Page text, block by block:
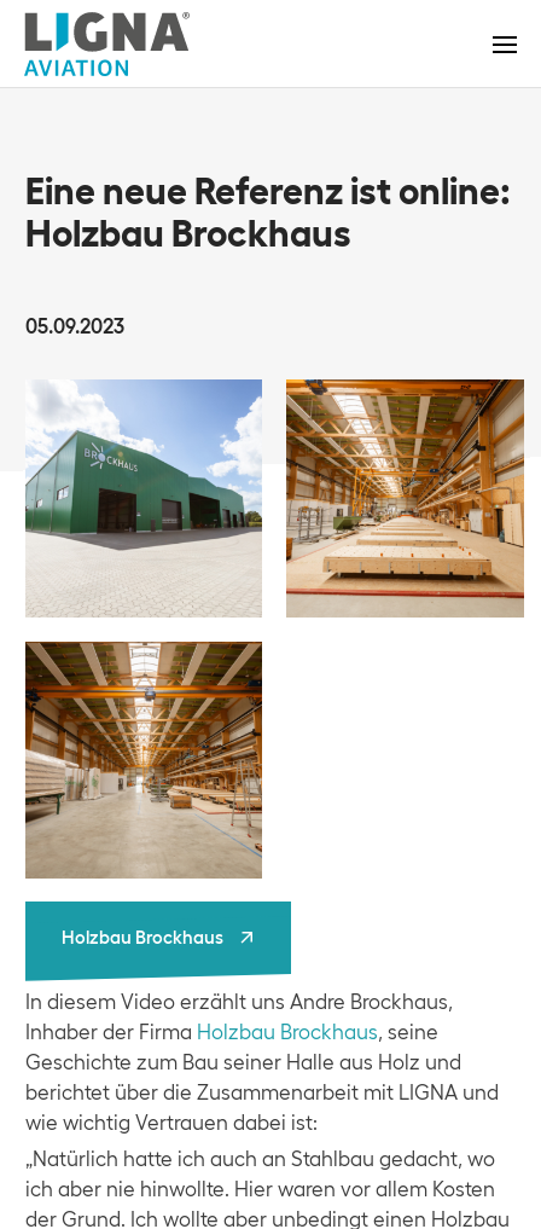
Eine neue Referenz ist online:
Holzbau Brockhaus
05.09.2023
Holzbau Brockhaus
In diesem Video erzählt uns Andre Brockhaus,
Inhaber der Firma Holzbau Brockhaus, seine
Geschichte zum Bau seiner Halle aus Holz und
berichtet über die Zusammenarbeit mit LIGNA und
wie wichtig Vertrauen dabei ist:
„Natürlich hatte ich auch an Stahlbau gedacht, wo
ich aber nie hinwollte. Hier waren vor allem Kosten
der Grund. Ich wollte aber unbedingt einen Holzbau